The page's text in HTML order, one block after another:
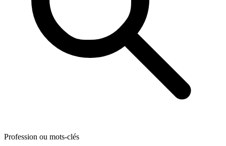
Profession ou mots-clés